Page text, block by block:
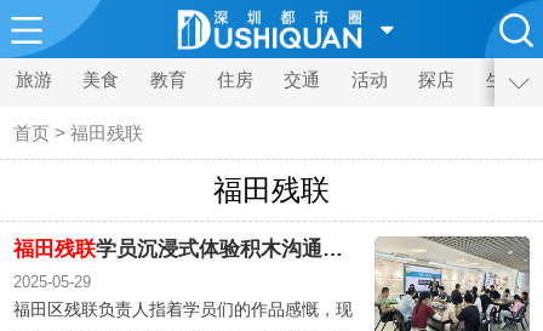
旅游 美食 教育 住房 交通 活动 探店 生活
首页 >福田残联
福田残联
福田残联学员沉浸式体验积木沟通课 创新培训模式如“互联网+”赋能多元成长
2025-05-29
福田区残联负责人指着学员们的作品感慨，现